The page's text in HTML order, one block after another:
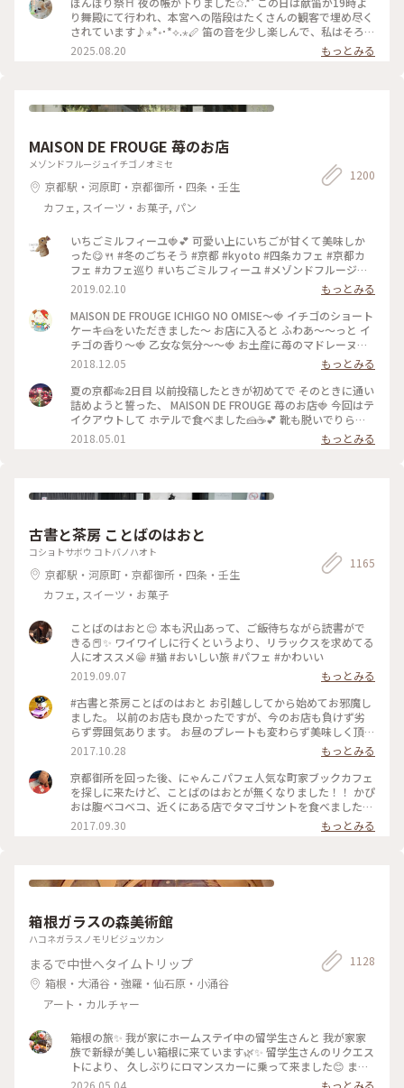
り舞殿にて行われ、本宮への階段はたくさんの観客で埋め尽く
されています♪⋆*॰･*⟡.⋆🪈 笛の音を少し楽しんで、私はそろそ
ろ帰らなければと、またぼんぼりを眺めながら参道を歩きます
まだこの時間からもたくさんの人が次々と向かっていて、長年
*˙︶˙*)ﾉ"ﾏﾀﾈｰ♡ #ゆるり夏時間 #神奈川 #鎌倉 #鶴岡八幡宮 #
2025.08.20 もっとみる
MAISON DE FROUGE 苺のお店
メゾンドフルージュイチゴノオミセ
京都駅・河原町・京都御所・四条・壬生
カフェ, スイーツ・お菓子, パン
1200
いちごミルフィーユ🍓💕 可愛い上にいちごが甘くて美味しか
った😋🍴 #冬のごちそう #京都 #kyoto #四条カフェ #京都カ
フェ #カフェ巡り #いちごミルフィーユ #メゾンドフルージュ
#苺 #strawberry #ストロベリー #いちご大好き#お茶にしよう
2019.02.10
もっとみる
MAISON DE FROUGE ICHIGO NO OMISE〜🍓 イチゴのショート
ケーキ🍰をいただきました〜 お店に入ると ふわあ〜〜っと イ
チゴの香り〜🍓 乙女な気分〜〜🍓 お土産に苺のマドレーヌを
購入〜楽しみっ❤️ #京都#イチゴのお店#ショートケーキ
2018.12.05
もっとみる
夏の京都🎋2日目 以前投稿したときが初めてで そのときに通い
詰めようと誓った、 MAISON DE FROUGE 苺のお店🍓 今回はテ
イクアウトして ホテルで食べました🍰☕️💕 靴も脱いでりらっ
くす〜〜しながら食べて、 お店でとはまた違った幸せな苺時間
でした🍓 #京都 #カフェ #ケーキ #苺
2018.05.01 もっとみる
古書と茶房 ことばのはおと
コショトサボウ コトバノハオト
京都駅・河原町・京都御所・四条・壬生
カフェ, スイーツ・お菓子
1165
ことばのはおと😌 本も沢山あって、ご飯待ちながら読書がで
きる📕✨ ワイワイしに行くというより、リラックスを求めてる
人にオススメ😁 #猫 #おいしい旅 #パフェ #かわいい
2019.09.07
もっとみる
#古書と茶房ことばのはおと お引越ししてから始めてお邪魔し
ました。 以前のお店も良かったですが、今のお店も負けず劣
らず雰囲気あります。 お昼のプレートも変わらず美味しく頂
き、例のにゃんこパフェも😍 この度は帰り際にオーナーさん
と少しお話しできてよかったです。 で、いつもなのですが、お
店を出るときはわざわざご夫婦で三和土まで出てきてお見送り
してくれます。 また行っちゃうじゃない☺️ あ、ちなみに引っ
越してます。 新しい場所は 京都市上京区天神北町12-1
2017.10.28
もっとみる
京都御所を回った後、にゃんこパフェ人気な町家ブックカフェ
を探しに来たけど、ことばのはおとが無くなりました！！ かぴ
おは腹ベコベコ、近くにある店でタマゴサントを食べました！
たまたま入ったが、今流行りのタマゴタントが美味しかった！
カフェ⭐️スターと言う店なんだ！
2017.09.30 もっとみる
箱根ガラスの森美術館
ハコネガラスノモリビジュツカン
まるで中世へタイムトリップ
箱根・大涌谷・強羅・仙石原・小涌谷
アート・カルチャー
1128
箱根の旅✨ 我が家にホームステイ中の留学生さんと 我が家家
族で新緑が美しい箱根に来ています🌿✨ 留学生さんのリクエス
トにより、 久しぶりにロマンスカーに乗って来ました😊 まず
は、箱根ガラスの森美術館へ°˖✧ 1番感動したのが、庭園でひ
2026.05.04 もっとみる